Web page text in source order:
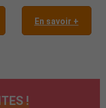
En savoir +
!